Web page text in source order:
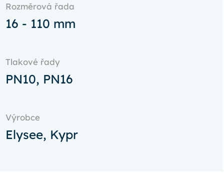
Rozměrová řada
16 - 110 mm
Tlakové řady
PN10, PN16
Výrobce
Elysee, Kypr